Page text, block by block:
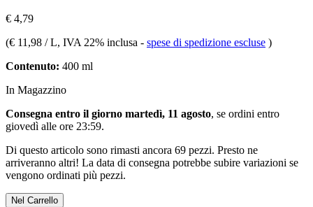
€ 4,79
(€ 11,98 / L, IVA 22% inclusa - spese di spedizione escluse )
Contenuto: 400 ml
In Magazzino
Consegna entro il giorno martedì, 11 agosto, se ordini entro
giovedì alle ore 23:59.
Di questo articolo sono rimasti ancora 69 pezzi. Presto ne
arriveranno altri! La data di consegna potrebbe subire variazioni se
vengono ordinati più pezzi.
Nel Carrello